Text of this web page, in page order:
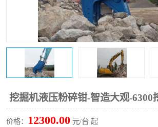
挖掘机液压粉碎钳-智造大观-6300
价格： 12300.00 元/台 起
打桩机 压路机
枕木机 滑移装
清扫器 割草机
挖树机 拓荒机
滚筒筛